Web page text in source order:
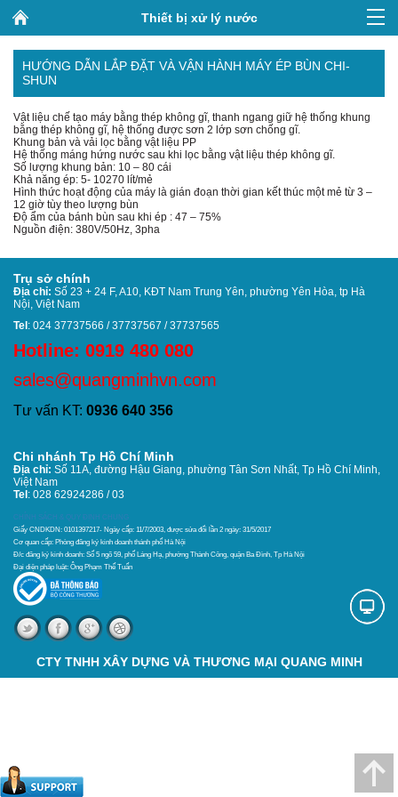
Thiết bị xử lý nước
HƯỚNG DẪN LẮP ĐẶT VÀ VẬN HÀNH MÁY ÉP BÙN CHI-
SHUN
Vật liệu chế tạo máy bằng thép không gĩ, thanh ngang giữ hệ thống khung
bằng thép không gĩ, hệ thống được sơn 2 lớp sơn chống gĩ.
Khung bản và vải lọc bằng vật liệu PP
Hệ thống máng hứng nước sau khi lọc bằng vật liệu thép không gĩ.
Số lượng khung bản: 10 – 80 cái
Khả năng ép: 5- 10270 lít/mẻ
Hình thức hoạt động của máy là gián đoạn thời gian kết thúc một mẻ từ 3 –
12 giờ tùy theo lượng bùn
Độ ẩm của bánh bùn sau khi ép : 47 – 75%
Nguồn điện: 380V/50Hz, 3pha
Trụ sở chính
Địa chỉ: Số 23 + 24 F, A10, KĐT Nam Trung Yên, phường Yên Hòa, tp Hà
Nội, Việt Nam
Tel : 024 37737566 / 37737567 / 37737565
Hotline: 0919 480 080
sales@quangminhvn.com
Tư vấn KT: 0936 640 356
Chi nhánh Tp Hồ Chí Minh
Địa chỉ: Số 11A, đường Hậu Giang, phường Tân Sơn Nhất, Tp Hồ Chí Minh,
Việt Nam
Tel : 028 62924286 / 03
CHÍNH SÁCH & QUY ĐỊNH CHUNG
Giấy CNDKDN: 0101397217- Ngày cấp: 11/7/2003, được sửa đổi lần 2 ngày: 31/5/2017
Cơ quan cấp: Phòng đăng ký kinh doanh thánh phố Hà Nội
Đ/c đăng ký kinh doanh: Số 5 ngõ 59, phố Láng Hạ, phường Thành Công, quận Ba Đình, Tp Hà Nội
Đại diện pháp luật: Ông Phạm Thế Tuấn
CTY TNHH XÂY DỰNG VÀ THƯƠNG MẠI QUANG MINH